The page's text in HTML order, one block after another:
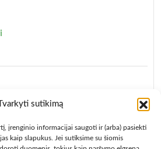
sutikimą
įrenginio informacijai saugoti ir (arba) pasiekti
kaip slapukus. Jei sutiksime su šiomis